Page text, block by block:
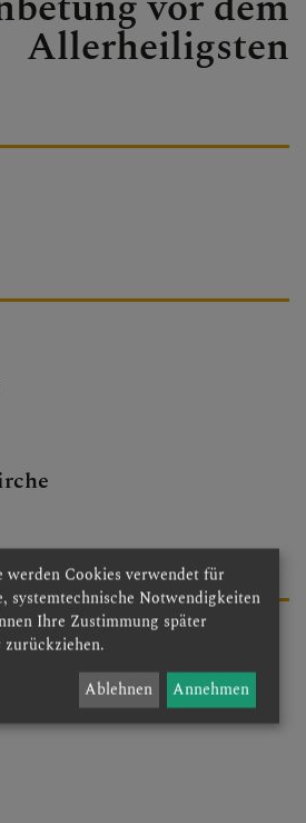
& RUNDEN
Allerheiligsten
werden Cookies verwendet für
systemtechnische Notwendigkeiten
Ihre Zustimmung später
Ablehnen Annehmen